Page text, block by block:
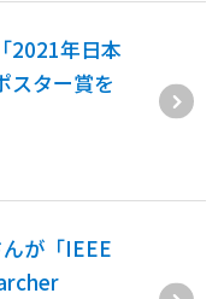
2021年日本
スター賞を
が「IEEE